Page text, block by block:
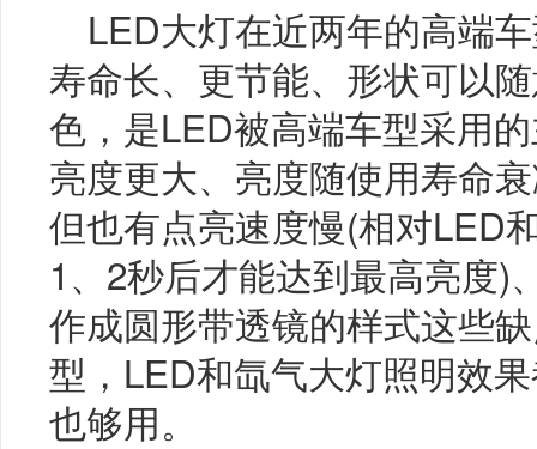
LED大灯在近两年的高端
寿命长、更节能、形状可以
色，是LED被高端车型采用
亮度更大、亮度随使用寿命
但也有点亮速度慢(相对LED
1、2秒后才能达到最高亮度)
作成圆形带透镜的样式这些
型，LED和氙气大灯照明效
也够用。